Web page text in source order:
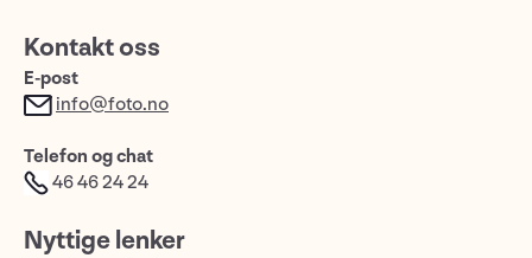
Kontakt oss
E-post
info@foto.no
Telefon og chat
46 46 24 24
Nyttige lenker